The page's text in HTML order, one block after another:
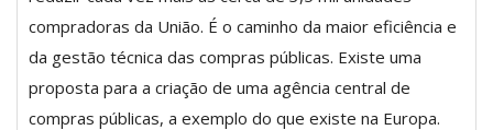
compradoras da União. É o caminho da maior eficiência e
da gestão técnica das compras públicas. Existe uma
proposta para a criação de uma agência central de
compras públicas, a exemplo do que existe na Europa.